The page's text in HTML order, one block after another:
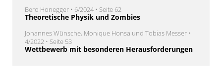
Bero Honegger • 6/2024 • Seite 62
Theoretische Physik und ­Zombies
Johannes Wünsche, Monique Honsa und Tobias Messer •
4/2022 • Seite 53
Wettbewerb mit besonderen Herausforderungen